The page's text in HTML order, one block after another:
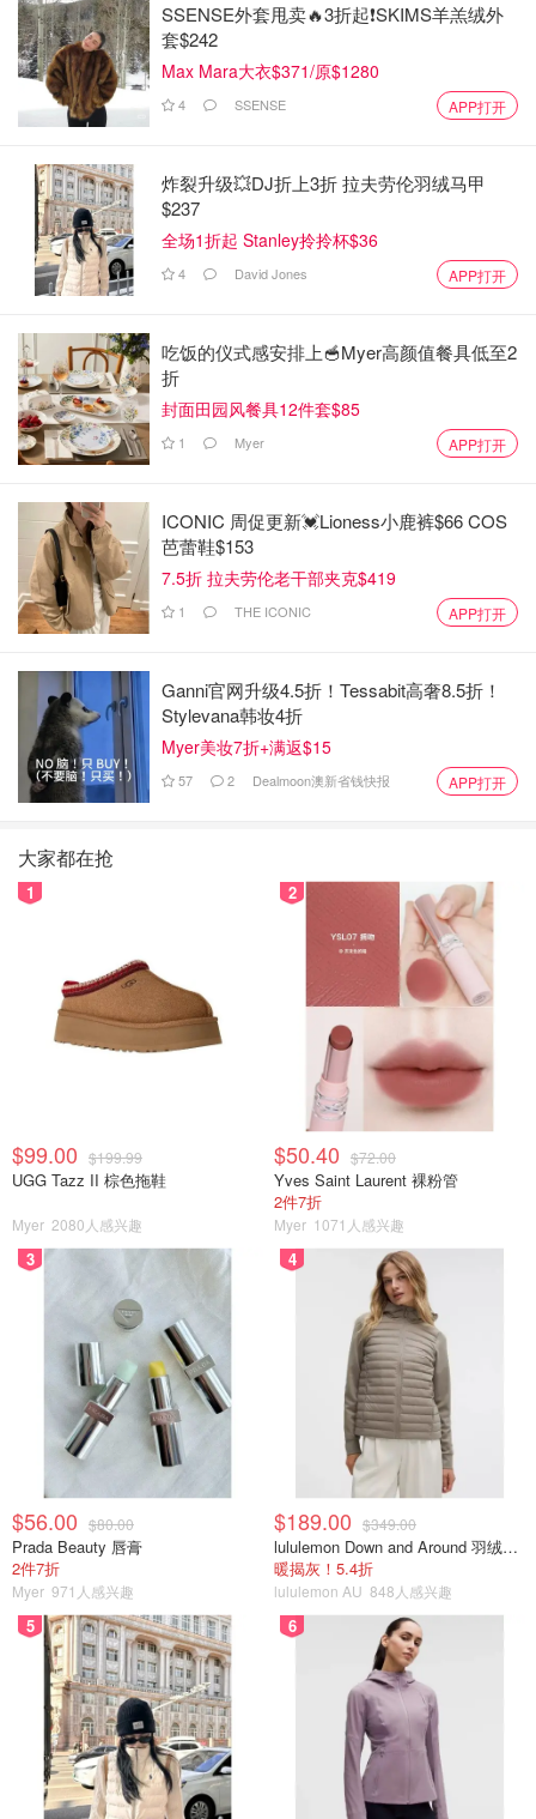
SSENSE外套甩卖🔥3折起❗SKIMS羊羔绒外
套$242
Max Mara大衣$371/原$1280
4 SSENSE APP打开
炸裂升级💥DJ折上3折 拉夫劳伦羽绒马甲
$237
全场1折起 Stanley拎拎杯$36
4 David Jones APP打开
吃饭的仪式感安排上🥣Myer高颜值餐具低至2
折
封面田园风餐具12件套$85
1 Myer APP打开
ICONIC 周促更新💓Lioness小鹿裤$66 COS
芭蕾鞋$153
7.5折 拉夫劳伦老干部夹克$419
1 THE ICONIC APP打开
Ganni官网升级4.5折！Tessabit高奢8.5折！
Stylevana韩妆4折
Myer美妆7折+满返$15
57 2 Dealmoon澳新省钱快报 APP打开
大家都在抢
1
$99.00 $199.99
UGG Tazz II 棕色拖鞋
Myer 2080人感兴趣
2
$50.40 $72.00
Yves Saint Laurent 裸粉管
2件7折
Myer 1071人感兴趣
3
$56.00 $80.00
Prada Beauty 唇膏
2件7折
Myer 971人感兴趣
4
$189.00 $349.00
lululemon Down and Around 羽绒夹克
暖揭灰！5.4折
lululemon AU 848人感兴趣
5 6